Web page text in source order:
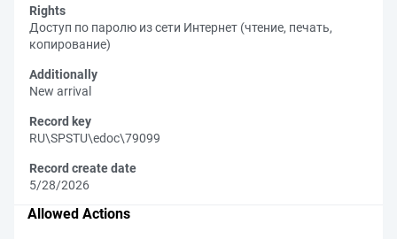
Rights
Доступ по паролю из сети Интернет (чтение, печать,
копирование)
Additionally
New arrival
Record key
RU\SPSTU\edoc\79099
Record create date
5/28/2026
Allowed Actions